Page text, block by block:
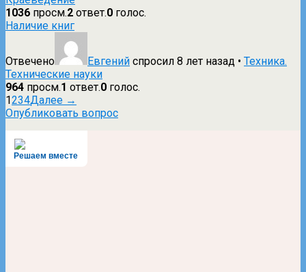
1036 просм.2 ответ.0 голос.
Наличие книг
Отвечено Евгений спросил 8 лет назад • Техника.
Технические науки
964 просм.1 ответ.0 голос.
1234Далее →
Опубликовать вопрос
Решаем вместе